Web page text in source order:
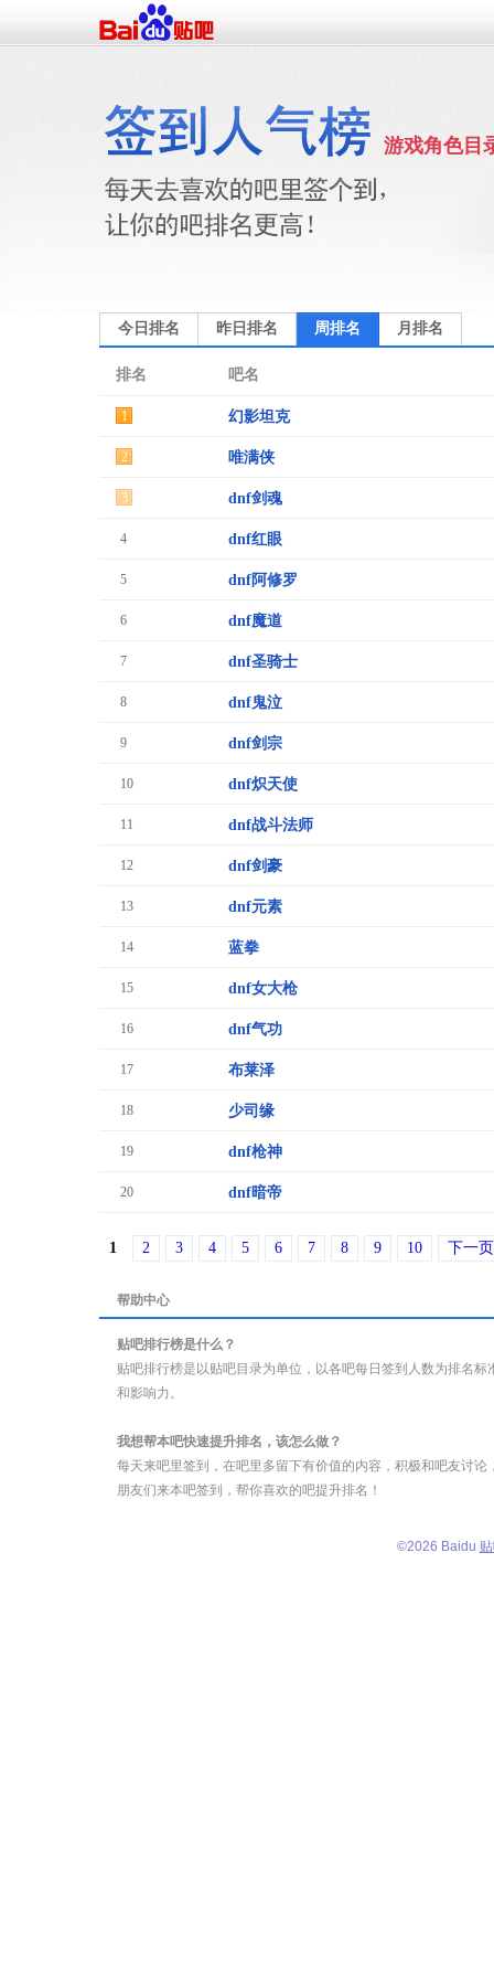
游戏角色目
今日排名 昨日排名 周排名 月排名
排名 吧名
1 幻影坦克
2 唯满侠
3 dnf剑魂
4 dnf红眼
5 dnf阿修罗
6 dnf魔道
7 dnf圣骑士
8 dnf鬼泣
9 dnf剑宗
10 dnf炽天使
11 dnf战斗法师
12 dnf剑豪
13 dnf元素
14 蓝拳
15 dnf女大枪
16 dnf气功
17 布莱泽
18 少司缘
19 dnf枪神
20 dnf暗帝
1 2 3 4 5 6 7 8 9 10 下一页
帮助中心
贴吧排行榜是什么？
贴吧排行榜是以贴吧目录为单位，以各吧每日签到人数为排名
和影响力。
我想帮本吧快速提升排名，该怎么做？
每天来吧里签到，在吧里多留下有价值的内容，积极和吧友讨
朋友们来本吧签到，帮你喜欢的吧提升排名！
©2026 Baidu